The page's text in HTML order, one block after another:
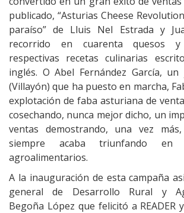
publicado, “Asturias Cheese
paraíso” de Lluis Nel Estrada y
recorrido en cuarenta quesos
respectivas recetas culinarias
inglés. O Abel Fernández García,
(Villayón) que ha puesto en marcha,
explotación de faba asturiana de
cosechando, nunca mejor dicho, un
ventas demostrando, una vez
siempre acaba triunfando en
agroalimentarios.
A la inauguración de esta campaña
general de Desarrollo Rural y
Begoña López que felicitó a READER